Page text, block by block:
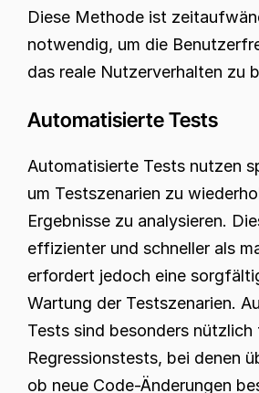
Diese Methode ist
notwendig, um die
das reale Nutzerverhalten zu
Automatisierte Tests
Automatisierte Tests nutzen
um Testszenarien zu
Ergebnisse zu analysieren.
effizienter und schneller als
erfordert jedoch eine
Wartung der Testszenarien.
Tests sind besonders nützlich
Regressionstests, bei denen
ob neue Code-Änderungen